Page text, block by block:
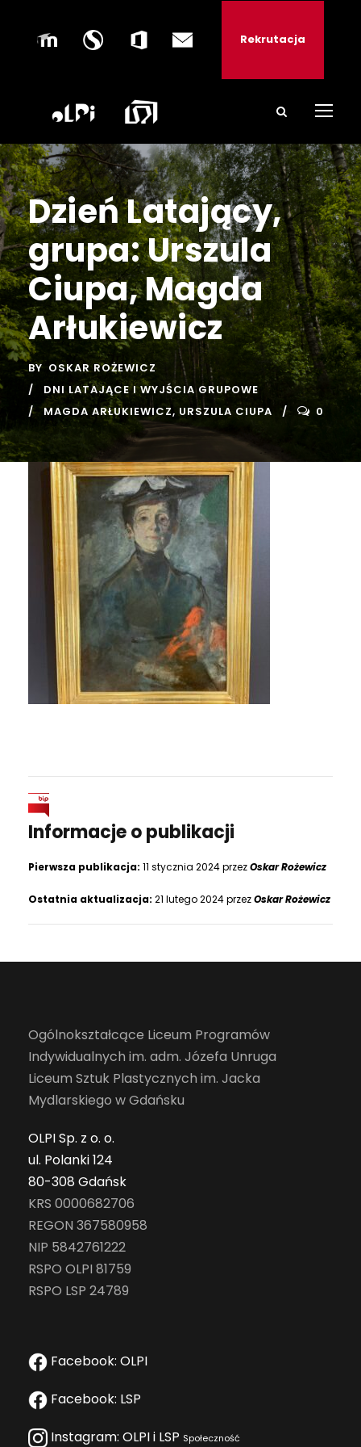
Rekrutacja
Dzień Latający,
grupa: Urszula
Ciupa, Magda
Arłukiewicz
BY OSKAR ROŻEWICZ
DNI LATAJĄCE I WYJŚCIA GRUPOWE
MAGDA ARŁUKIEWICZ, URSZULA CIUPA 0
Informacje o publikacji
Pierwsza publikacja: 11 stycznia 2024 przezOskar Rożewicz
Ostatnia aktualizacja: 21 lutego 2024 przezOskar Rożewicz
Ogólnokształcące Liceum Programów
Indywidualnych im. adm. Józefa Unruga
Liceum Sztuk Plastycznych im. Jacka
Mydlarskiego w Gdańsku
OLPI Sp. z o. o.
ul. Polanki 124
80-308 Gdańsk
KRS 0000682706
REGON 367580958
NIP 5842761222
RSPO OLPI 81759
RSPO LSP 24789
Facebook: OLPI
Facebook: LSP
Instagram: OLPI i LSP Społeczność